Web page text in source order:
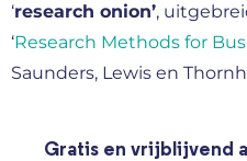
‘research onion’,
‘Research Methods for
Saunders, Lewis en
Gratis en vrijblijvend